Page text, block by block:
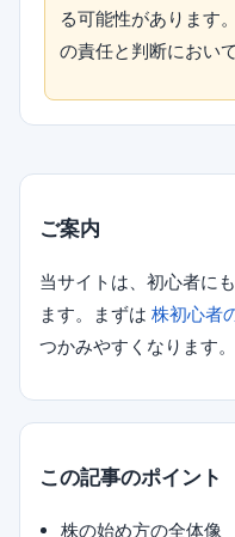
る可能性があります
の責任と判断におい
ご案内
当サイトは、初心者に
ます。まずは 株初心者
つかみやすくなります。
この記事のポイント
株の始め方の全体像